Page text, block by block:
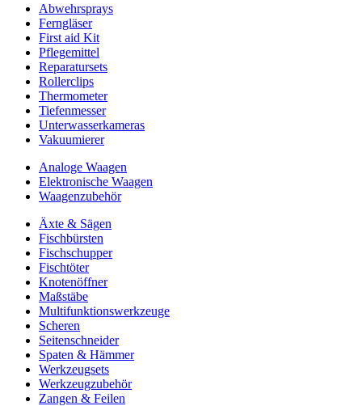
Abwehrsprays
Ferngläser
First aid Kit
Pflegemittel
Reparatursets
Rollerclips
Thermometer
Tiefenmesser
Unterwasserkameras
Vakuumierer
Analoge Waagen
Elektronische Waagen
Waagenzubehör
Äxte & Sägen
Fischbürsten
Fischschupper
Fischtöter
Knotenöffner
Maßstäbe
Multifunktionswerkzeuge
Scheren
Seitenschneider
Spaten & Hämmer
Werkzeugsets
Werkzeugzubehör
Zangen & Feilen